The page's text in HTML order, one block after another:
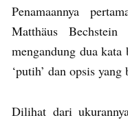
Penamaannya
Matthäus
mengandung dua
‘putih’ dan opsis yang
Dilihat dari